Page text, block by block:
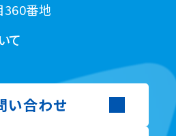
360番地
て
い合わせ